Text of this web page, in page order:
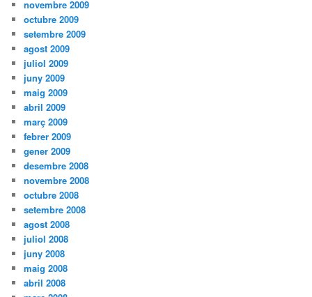
novembre 2009
octubre 2009
setembre 2009
agost 2009
juliol 2009
juny 2009
maig 2009
abril 2009
març 2009
febrer 2009
gener 2009
desembre 2008
novembre 2008
octubre 2008
setembre 2008
agost 2008
juliol 2008
juny 2008
maig 2008
abril 2008